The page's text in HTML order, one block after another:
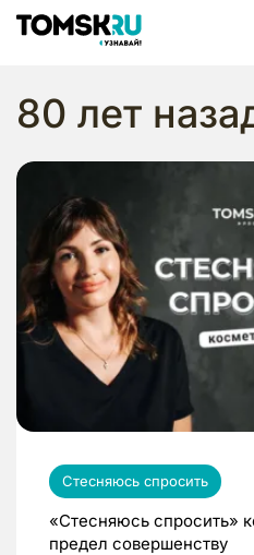
80 лет
Стесняюсь спросить
«Стесняюсь спросить»
предел совершенству